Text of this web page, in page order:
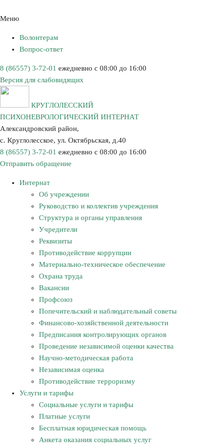
Меню
Волонтерам
Вопрос-ответ
8 (86557) 3-72-01 ежедневно с 08:00 до 16:00
Версия для слабовидящих
КРУГЛОЛЕССКИЙ
ПСИХОНЕВРОЛОГИЧЕСКИЙ ИНТЕРНАТ
Александровский район,
с. Круглолесское, ул. Октябрьская, д.40
8 (86557) 3-72-01 ежедневно с 08:00 до 16:00
Отправить обращение
Интернат
Об учреждении
Руководство и коллектив учреждения
Структура и органы управления
Учредители
Реквизиты
Противодействие коррупции
Материально-техническое обеспечение
Охрана труда
Вакансии
Профсоюз
Попечительский и наблюдательный советы
Финансово-хозяйственной деятельности
Предписания контролирующих органов
Проведение независимой оценки качества
Научно-методическая работа
Независимая оценка
Противодействие терроризму
Услуги и тарифы
Социальные услуги и тарифы
Платные услуги
Бесплатная юридическая помощь
Анкета оказания социальных услуг